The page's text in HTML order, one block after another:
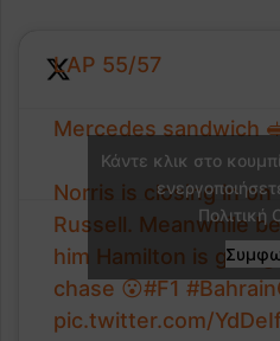
LAP 55/57
Mercedes sandwich
Norris is closing in on
Russell. Meanwhile
him Hamilton is giving
chase 😮#F1
pic.twitter.com/
Κάντε κλικ στο
Πολιτική